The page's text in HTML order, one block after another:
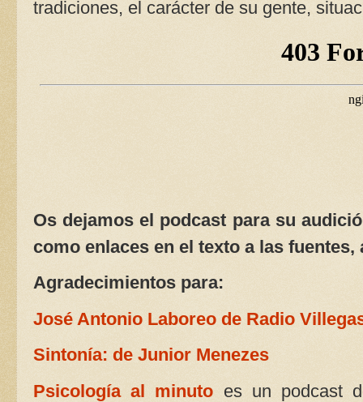
tradiciones, el carácter de su gente,
Os dejamos el podcast para su
como enlaces en el texto a las
Agradecimientos para:
José Antonio Laboreo de Radio
Sintonía: de Junior Menezes
Psicología al minuto es un podcast